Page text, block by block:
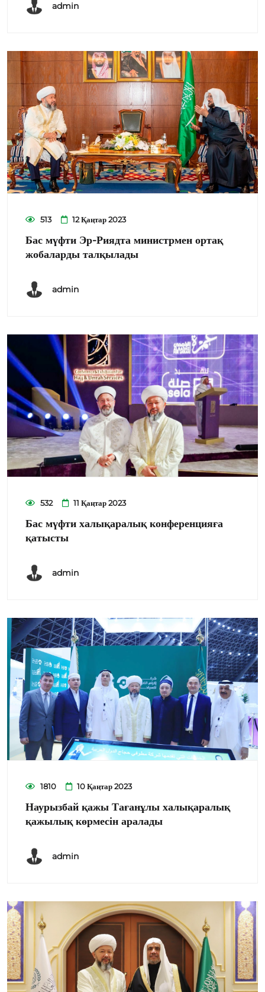
admin
513 12 Қаңтар 2023
Бас мүфти Эр-Риядта министрмен ортақ
жобаларды талқылады
admin
532 11 Қаңтар 2023
Бас мүфти халықаралық конференцияға
қатысты
admin
1810 10 Қаңтар 2023
Наурызбай қажы Тағанұлы халықаралық
қажылық көрмесін аралады
admin